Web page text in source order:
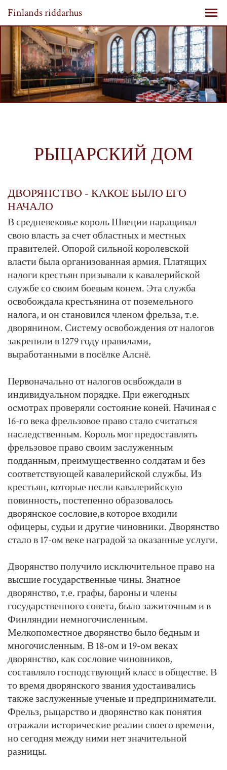
Finlands riddarhus
РЫЦАРСКИЙ ДОМ
ДВОРЯНСТВО - КАКОЕ БЫЛО ЕГО
НАЧАЛО
В средневековье король Швеции наращивал
свою власть за счет областных и местных
правителей. Опорой сильной королевской
власти была организованная армия. Платящих
налоги крестьян призывали к кавалерийской
службе со своим боевым конем. Эта служба
освобождала крестьянина от поземельного
налога, и он становился членом фрельза, т.е.
дворянином. Систему освобождения от налогов
закрепили в 1279 году правилами,
выработанными в посëлке Алснë.
Первоначально от налогов освбождали в
индивидуальном порядке. При ежегодных
осмотрах проверяли состояние коней. Начиная с
16-го века фрельзовое право стало считаться
наследственным. Король мог предоставлять
фрельзовое право своим заслуженным
подданным, преимущественно солдатам и без
соответствующей кавалерийской службы. Из
крестьян, которые несли кавалерийскую
повинность, постепенно образовалось
дворянское сословие,в которое входили
офицеры, судьи и другие чиновники. Дворянство
стало в 17-ом веке наградой за оказанные услуги.
Дворянство получило исключительное право на
высшие государственные чины. Знатное
дворянство, т.е. графы, бароны и члены
государственного совета, было зажиточным и в
Финляндии немногочисленным.
Мелкопоместное дворянство было бедным и
многочисленным. В 18-ом и 19-ом веках
дворянство, как сословие чиновников,
составляло господствующий класс в обществе. В
то время дворянского звания удостаивались
также заслуженные ученые и предприниматели.
Фрельз, рыцарство и дворянство как понятия
отражали исторические реалии своего времени,
но сегодня между ними нет значительной
разницы.